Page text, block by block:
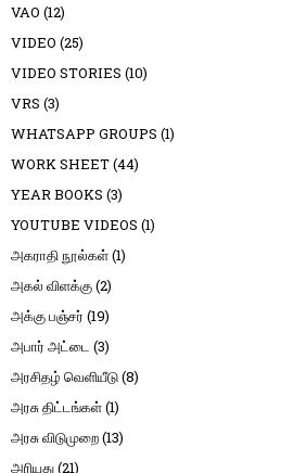
VAO (12)
VIDEO (25)
VIDEO STORIES (10)
VRS (3)
WHATSAPP GROUPS (1)
WORK SHEET(44)
YEAR BOOKS (3)
YOUTUBE VIDEOS (1)
அகராதி நூல்கள்(1)
அகல் விளக்கு(2)
அக்கு பஞ்சர் (19)
அபார் அட்டை (3)
அரசிதழ் வெளியீடு(8)
அரசு திட்டங்கள்(1)
அரசு விடுமுறை(13)
அரியது(21)